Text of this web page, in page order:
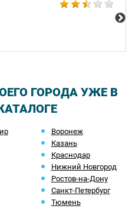
ГОРОДА УЖЕ В
Воронеж
Казань
Краснодар
Нижний Новгород
Ростов-на-Дону
Санкт-Петербург
Тюмень